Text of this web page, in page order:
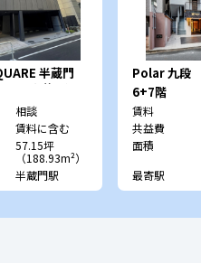
半蔵門
半蔵門）
相談
賃料に含む
57.15坪
（188.93m²）
半蔵門駅
Polar 九段
6+7階
賃料
共益費
面積
最寄駅